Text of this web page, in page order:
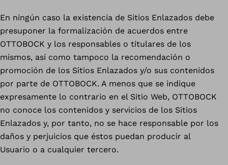
En ningún caso la existencia de Sitios Enlazados debe
presuponer la formalización de acuerdos entre
OTTOBOCK y los responsables o titulares de los
mismos, así como tampoco la recomendación o
promoción de los Sitios Enlazados y/o sus contenidos
por parte de OTTOBOCK. A menos que se indique
expresamente lo contrario en el Sitio Web, OTTOBOCK
no conoce los contenidos y servicios de los Sitios
Enlazados y, por tanto, no se hace responsable por los
daños y perjuicios que éstos puedan producir al
Usuario o a cualquier tercero.